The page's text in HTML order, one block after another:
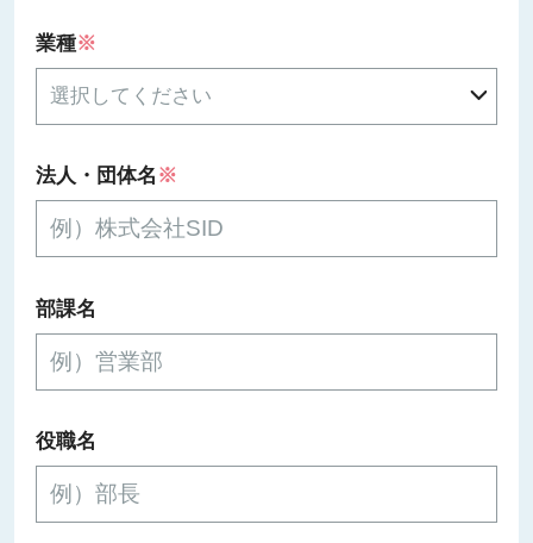
業種※
法人・団体名 ※
部課名
役職名